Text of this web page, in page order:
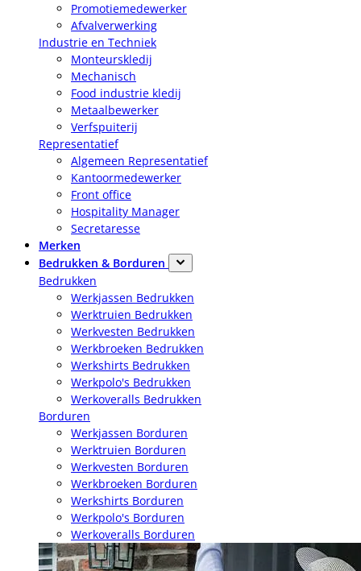
Promotiemedewerker
Afvalverwerking
Industrie en Techniek
Monteurskledij
Mechanisch
Food industrie kledij
Metaalbewerker
Verfspuiterij
Representatief
Algemeen Representatief
Kantoormedewerker
Front office
Hospitality Manager
Secretaresse
Merken
Bedrukken & Borduren
Bedrukken
Werkjassen Bedrukken
Werktruien Bedrukken
Werkvesten Bedrukken
Werkbroeken Bedrukken
Werkshirts Bedrukken
Werkpolo's Bedrukken
Werkoveralls Bedrukken
Borduren
Werkjassen Borduren
Werktruien Borduren
Werkvesten Borduren
Werkbroeken Borduren
Werkshirts Borduren
Werkpolo's Borduren
Werkoveralls Borduren